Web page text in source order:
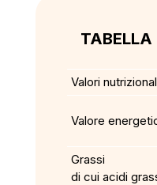
TABELLA
Valori
Valore
Grassi
di cui acidi